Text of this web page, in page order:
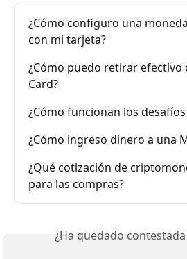
¿Cómo configuro una
con mi tarjeta?
¿Cómo puedo retirar efectivo
Card?
¿Cómo funcionan los
¿Cómo ingreso dinero a una
¿Qué cotización de
para las compras?
¿Ha quedado